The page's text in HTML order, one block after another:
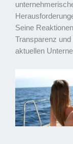
Seine
Transparenz
aktuellen